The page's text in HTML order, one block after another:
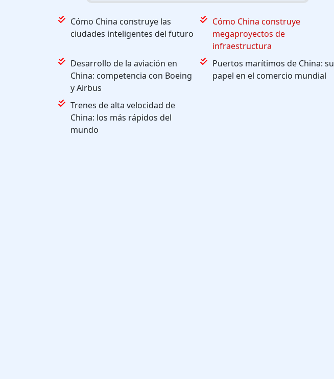
Cómo China construye las
ciudades inteligentes del futuro
Cómo China construye
megaproyectos de
infraestructura
Desarrollo de la aviación en
China: competencia con Boeing
y Airbus
Puertos marítimos de China: su
papel en el comercio mundial
Trenes de alta velocidad de
China: los más rápidos del
mundo